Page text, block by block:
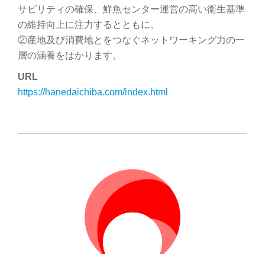
サビリティの確保、鮮魚センター運営の高い衛生基準
の維持向上に注力するとともに、
②産地及び消費地とをつなぐネットワーキング力の一
層の涵養をはかります。
URL
https://hanedaichiba.com/index.html